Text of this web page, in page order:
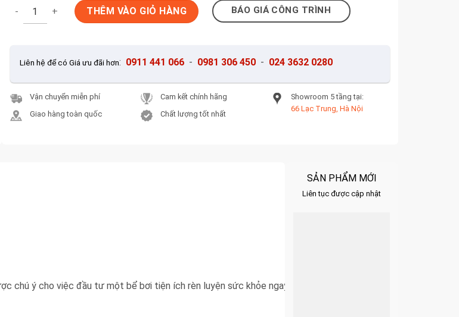
Gạch bể bơi Mosaic MST 25042 số lượng
THÊM VÀO GIỎ HÀNG BÁO GIÁ CÔNG TRÌNH
Liên hệ để có Giá ưu đãi hơn: 0911 441 066 - 0981 306 450 - 024 3632 0280
Vận chuyển miễn phí
Giao hàng toàn quốc
Cam kết chính hãng
Chất lượng tốt nhất
Showroom 5 tầng tại:
66 Lạc Trung, Hà Nội
chú ý cho việc đầu tư một bể bơi tiện ích rèn luyện sức khỏe ngay tại nơi ở cũng như là điểm
SẢN PHẨM MỚI
Liên tục được cập nhật